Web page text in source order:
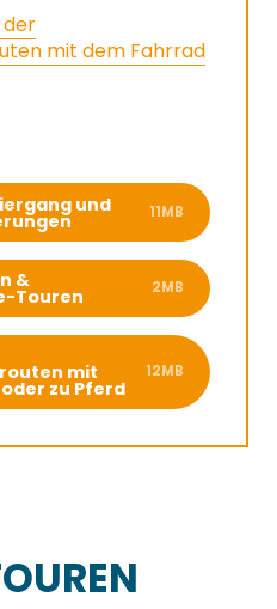
mit dem Fahrrad
und 11MB
&
Touren 2MB
mit
zu Pferd
12MB